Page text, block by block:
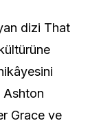
dizi That
Ashton
Grace ve